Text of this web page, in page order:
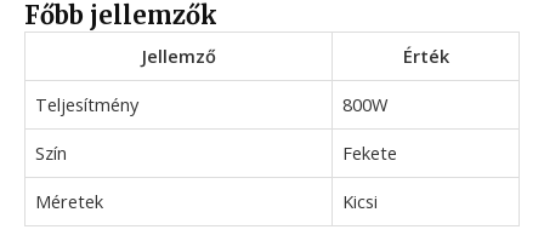
Főbb jellemzők
Jellemző
Érték
Teljesítmény
800W
Szín
Fekete
Méretek
Kicsi